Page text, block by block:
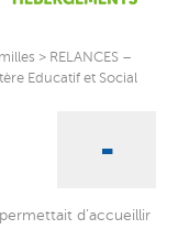
> RELANCES –
Educatif et Social
d’accueillir